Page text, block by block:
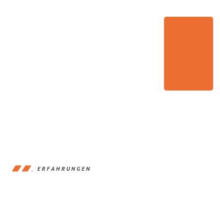
ERFAHRUNGEN